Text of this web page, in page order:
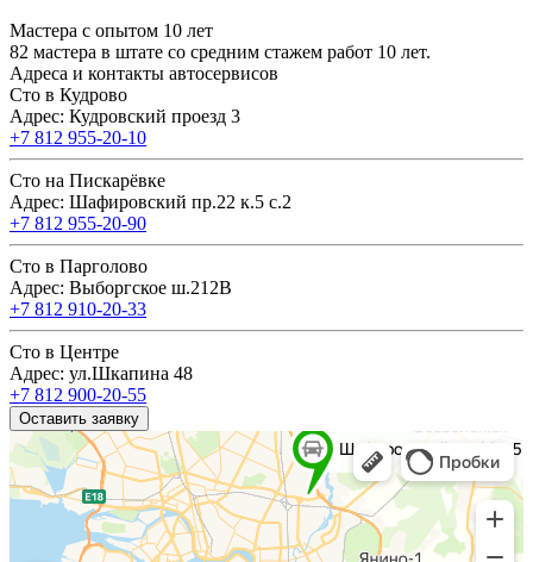
Мастера с опытом 10 лет
82 мастера в штате со средним стажем работ 10 лет.
Адреса и контакты автосервисов
Сто в Кудрово
Адрес: Кудровский проезд 3
+7 812 955-20-10
Сто на Пискарёвке
Адрес: Шафировский пр.22 к.5 с.2
+7 812 955-20-90
Сто в Парголово
Адрес: Выборгское ш.212В
+7 812 910-20-33
Сто в Центре
Адрес: ул.Шкапина 48
+7 812 900-20-55
Оставить заявку